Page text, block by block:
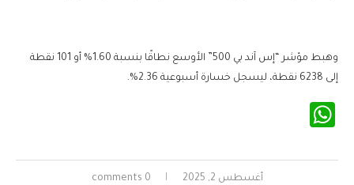
وهبط مؤشر “إس آند بي 500” الأوسع نطاقًا بنسبة 1.60% أو 101 نقطة
إلى 6238 نقطة، ليسجل خسارة أسبوعية 2.36%.
أغسطس 2, 2025 0 comments